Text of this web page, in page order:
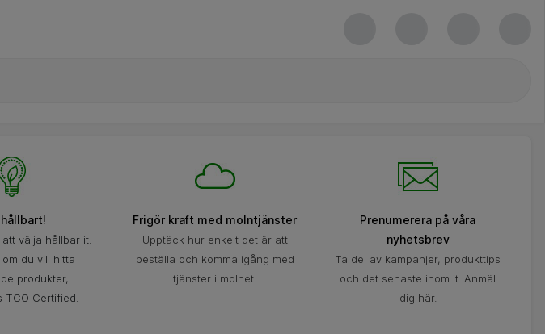
välja hållbar it.
du vill hitta
produkter,
TCO Certified.
Frigör kraft med molntjänster
Upptäck hur enkelt det är att
beställa och komma igång med
tjänster i molnet.
Prenumerera på våra
nyhetsbrev
Ta del av kampanjer, produkttips
och det senaste inom it. Anmäl
dig här.